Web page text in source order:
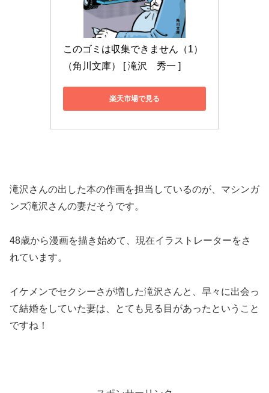
このゴミは収集できません（1）
（角川文庫） [ 滝沢　秀一 ]
楽天市場で見る
滝沢さんの出した本の作画を担当しているのが、マシンガ
ンズ滝沢さんの妻だそうです。
48歳から漫画を描き始めて、現在イラストレーターをさ
れています。
イケメンでセクシーさが増した滝沢さんと、早々に出会っ
て結婚をしていた妻は、とても見る目があったということ
ですね！